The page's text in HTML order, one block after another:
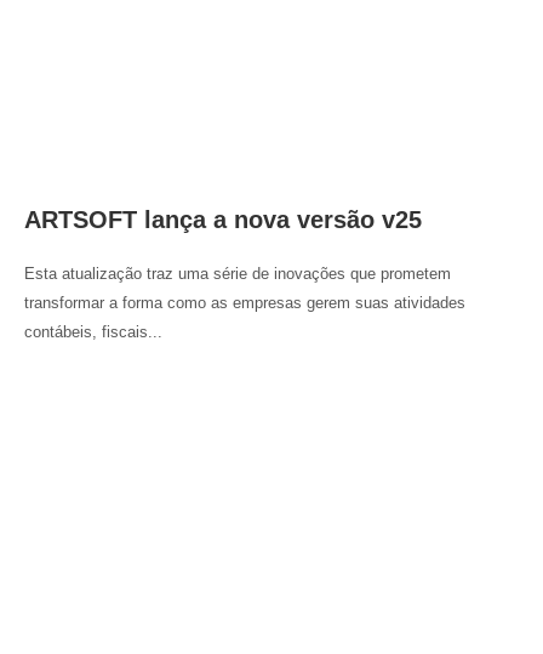
ARTSOFT lança a nova versão v25
Esta atualização traz uma série de inovações que prometem
transformar a forma como as empresas gerem suas atividades
contábeis, fiscais...